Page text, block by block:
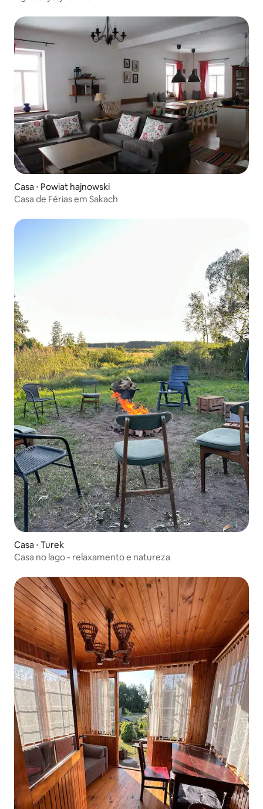
Casa ⋅ Powiat hajnowski
Casa de Férias em Sakach
Casa ⋅ Turek
Casa no lago - relaxamento e natureza